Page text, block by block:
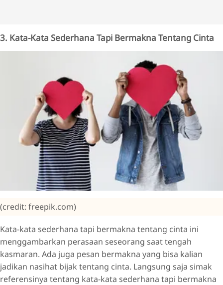
3. Kata-Kata Sederhana Tapi Bermakna Tentang Cinta
(credit: freepik.com)
Kata-kata sederhana tapi bermakna tentang cinta ini
menggambarkan perasaan seseorang saat tengah
kasmaran. Ada juga pesan bermakna yang bisa kalian
jadikan nasihat bijak tentang cinta. Langsung saja simak
referensinya tentang kata-kata sederhana tapi bermakna